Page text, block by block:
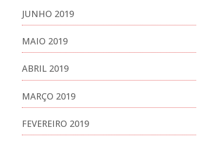
JUNHO 2019
MAIO 2019
ABRIL 2019
MARÇO 2019
FEVEREIRO 2019